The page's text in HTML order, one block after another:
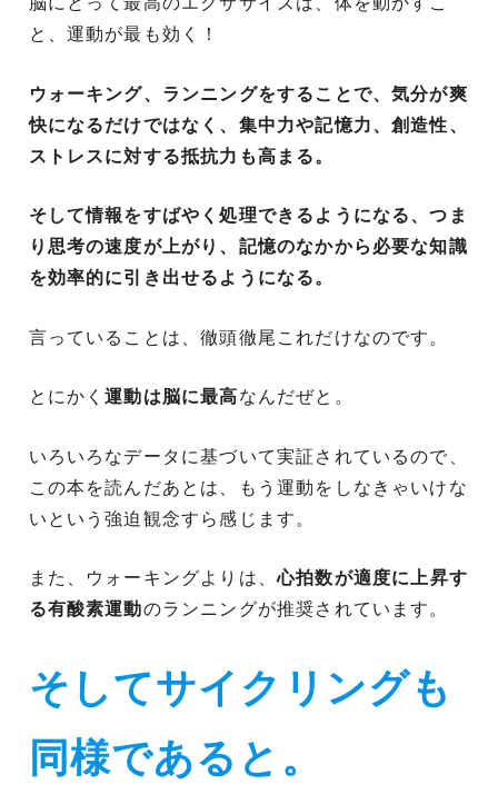
と、運動が最も効く！
ウォーキング、ランニングをすることで、気分が爽
快になるだけではなく、集中力や記憶力、創造性、
ストレスに対する抵抗力も高まる。
そして情報をすばやく処理できるようになる、つま
り思考の速度が上がり、記憶のなかから必要な知識
を効率的に引き出せるようになる。
言っていることは、徹頭徹尾これだけなのです。
とにかく運動は脳に最高なんだぜと。
いろいろなデータに基づいて実証されているので、
この本を読んだあとは、もう運動をしなきゃいけな
いという強迫観念すら感じます。
また、ウォーキングよりは、心拍数が適度に上昇す
る有酸素運動のランニングが推奨されています。
そしてサイクリングも
同様であると。